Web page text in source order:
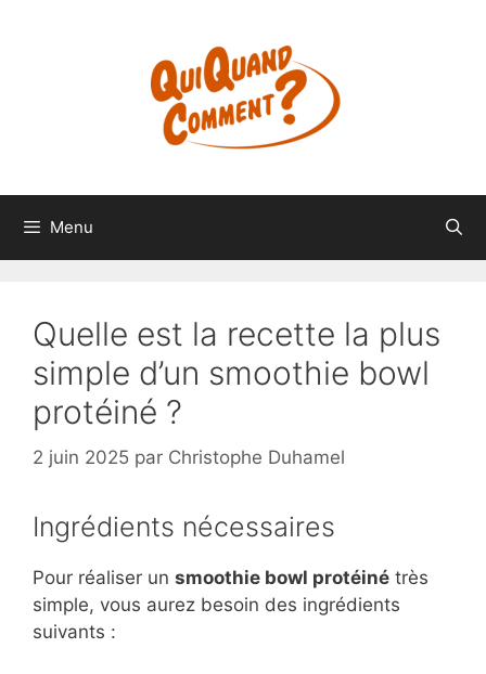
Menu
Quelle est la recette la plus
simple d’un smoothie bowl
protéiné ?
2 juin 2025 par Christophe Duhamel
Ingrédients nécessaires
Pour réaliser un smoothie bowl protéiné très
simple, vous aurez besoin des ingrédients
suivants :